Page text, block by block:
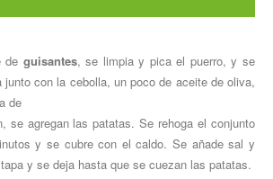
de guisantes, se limpia y pica el puerro, y se
con la cebolla, un poco de aceite de oliva,
de
se agregan las patatas. Se rehoga el conjunto
y se cubre con el caldo. Se añade sal y
y se deja hasta que se cuezan las patatas.